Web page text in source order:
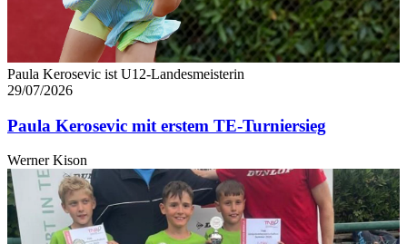
Paula Kerosevic ist U12-Landesmeisterin
29/07/2026
Paula Kerosevic mit erstem TE-Turniersieg
Werner Kison